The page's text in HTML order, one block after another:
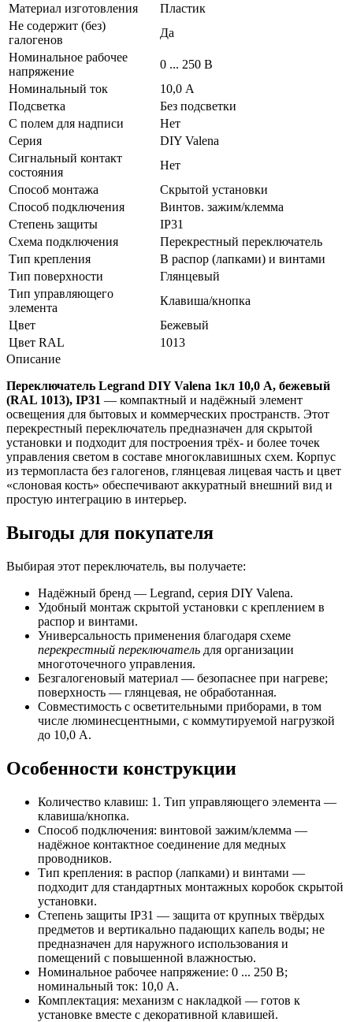
Материал изготовления
Пластик
Не содержит (без)
галогенов
Да
Номинальное рабочее
напряжение
0 ... 250 В
Номинальный ток
10,0 А
Подсветка
Без подсветки
С полем для надписи
Нет
Серия
DIY Valena
Сигнальный контакт
состояния
Нет
Способ монтажа
Скрытой установки
Способ подключения
Винтов. зажим/клемма
Степень защиты
IP31
Схема подключения
Перекрестный переключатель
Тип крепления
В распор (лапками) и винтами
Тип поверхности
Глянцевый
Тип управляющего
элемента
Клавиша/кнопка
Цвет
Бежевый
Цвет RAL
1013
Описание
Переключатель Legrand DIY Valena 1кл 10,0 А, бежевый
(RAL 1013), IP31 — компактный и надёжный элемент
освещения для бытовых и коммерческих пространств. Этот
перекрестный переключатель предназначен для скрытой
установки и подходит для построения трёх- и более точек
управления светом в составе многоклавишных схем. Корпус
из термопласта без галогенов, глянцевая лицевая часть и цвет
«слоновая кость» обеспечивают аккуратный внешний вид и
простую интеграцию в интерьер.
Выгоды для покупателя
Выбирая этот переключатель, вы получаете:
Надёжный бренд — Legrand, серия DIY Valena.
Удобный монтаж скрытой установки с креплением в
распор и винтами.
Универсальность применения благодаря схеме
перекрестный переключатель для организации
многоточечного управления.
Безгалогеновый материал — безопаснее при нагреве;
поверхность — глянцевая, не обработанная.
Совместимость с осветительными приборами, в том
числе люминесцентными, с коммутируемой нагрузкой
до 10,0 А.
Особенности конструкции
Количество клавиш: 1. Тип управляющего элемента —
клавиша/кнопка.
Способ подключения: винтовой зажим/клемма —
надёжное контактное соединение для медных
проводников.
Тип крепления: в распор (лапками) и винтами —
подходит для стандартных монтажных коробок скрытой
установки.
Степень защиты IP31 — защита от крупных твёрдых
предметов и вертикально падающих капель воды; не
предназначен для наружного использования и
помещений с повышенной влажностью.
Номинальное рабочее напряжение: 0 ... 250 В;
номинальный ток: 10,0 А.
Комплектация: механизм с накладкой — готов к
установке вместе с декоративной клавишей.